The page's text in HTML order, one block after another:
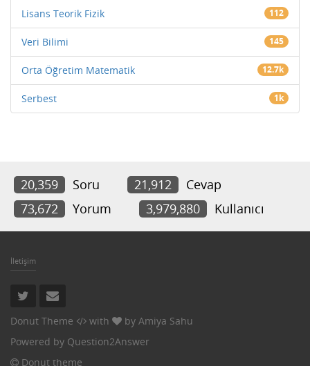
Lisans Teorik Fizik 112
Veri Bilimi 145
Orta Öğretim Matematik 12.7k
Serbest 1k
20,359 Soru 21,912
Cevap
73,672
Yorum 3,979,880 Kullanıcı
İletişim
Donut Theme with by Amiya Sahu
Powered by Question2Answer
Donut theme